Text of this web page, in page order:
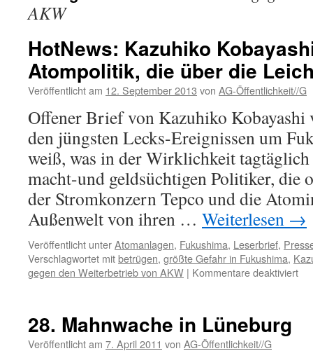
AKW
HotNews: Kazuhiko
Atompolitik, die über die
Veröffentlicht am 12. September 2013 von AG-Öffentlichkeit//G
Offener Brief von Kazuhiko
den jüngsten Lecks-Ereignissen um
weiß, was in der Wirklichkeit
macht-und geldsüchtigen Politiker, die
der Stromkonzern Tepco und die
Außenwelt von ihren … Weiterlesen →
Veröffentlicht unterAtomanlagen, Fukushima, Leserbrief,
Verschlagwortet mitbetrügen, größte Gefahr in Fukushima,
gegen den Weiterbetrieb von AKW | Kommentare deaktiviertfür
28. Mahnwache in Lüneburg
Veröffentlicht am 7. April 2011 von AG-Öffentlichkeit//G